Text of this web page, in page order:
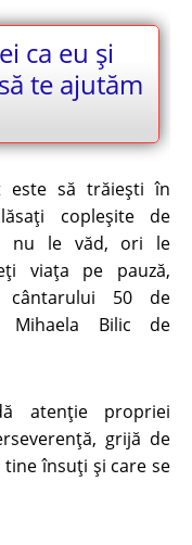
ca eu și
te ajutăm
este să trăiești în
copleșite de
nu le văd, ori le
viața pe pauză,
50 de
Mihaela Bilic de
atenție propriei
grijă de
însuți și care se